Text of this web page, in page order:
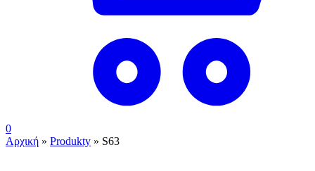
0
Αρχική » Produkty » S63